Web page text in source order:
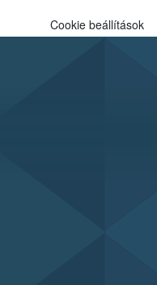
Cookie beállítások